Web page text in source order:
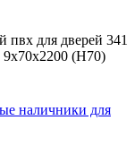
пвх для дверей 341
(Н70)
наличники для